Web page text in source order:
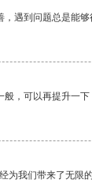
遇到问题总是能够
，可以再提升一下
为我们带来了无限